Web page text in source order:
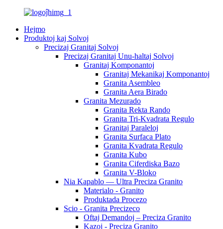
Hejmo
Produktoj kaj Solvoj
Precizaj Granitaj Solvoj
Precizaj Granitaj Unu-haltaj Solvoj
Granitaj Komponantoj
Granitaj Mekanikaj Komponantoj
Granita Asembleo
Granita Aera Birado
Granita Mezurado
Granita Rekta Rando
Granita Tri-Kvadrata Regulo
Granitaj Paraleloj
Granita Surfaca Plato
Granita Kvadrata Regulo
Granita Kubo
Granita Ciferdiska Bazo
Granita V-Bloko
Nia Kapablo — Ultra Preciza Granito
Materialo - Granito
Produktada Procezo
Scio - Granita Precizeco
Oftaj Demandoj – Preciza Granito
Kazoj - Preciza Granito